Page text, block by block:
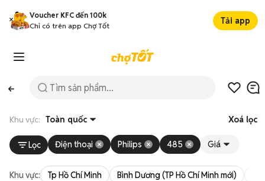
Voucher KFC đến 100k
Chỉ có trên app Chợ Tốt
Tải app
Khu vực: Toàn quốc Xoá lọc
Lọc Điện thoại Philips 485 Giá
Khu vực: Tp Hồ Chí Minh Bình Dương (TP Hồ Chí Minh mới)